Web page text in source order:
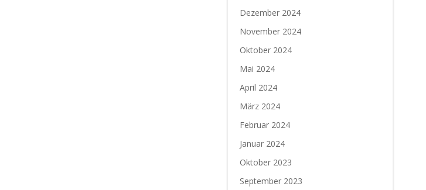
Dezember 2024
November 2024
Oktober 2024
Mai 2024
April 2024
März 2024
Februar 2024
Januar 2024
Oktober 2023
September 2023